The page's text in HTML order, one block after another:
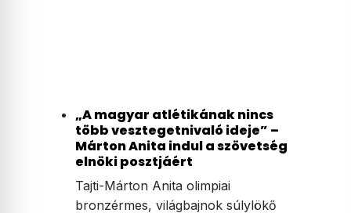
„A magyar atlétikának nincs
több vesztegetnivaló ideje” –
Márton Anita indul a szövetség
elnöki posztjáért
Tajti-Márton Anita olimpiai
bronzérmes, világbajnok súlylökő